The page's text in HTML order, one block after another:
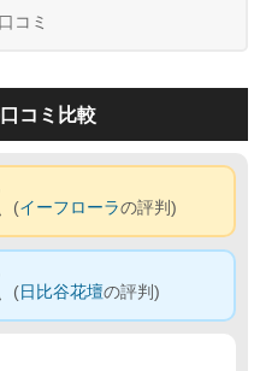
コミ
コミ比較
(イーフローラの評判)
(日比谷花壇の評判)